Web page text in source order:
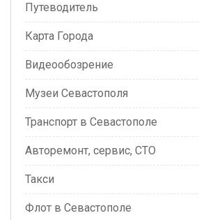
Путеводитель
Карта Города
Видеообозрение
Музеи Севастополя
Транспорт в Севастополе
Авторемонт, сервис, СТО
Такси
Флот в Севастополе